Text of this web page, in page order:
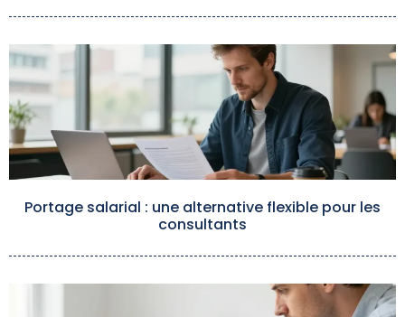
Portage salarial : une alternative flexible pour les
consultants